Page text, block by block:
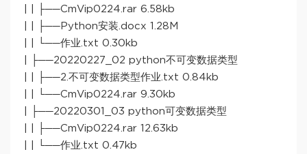
| | ├──CmVip0224.rar 6.58kb
| | ├──Python安装.docx 1.28M
| | └──作业.txt 0.30kb
| ├──20220227_02 python不可变数据类型
| | ├──2.不可变数据类型作业.txt 0.84kb
| | └──CmVip0224.rar 9.30kb
| ├──20220301_03 python可变数据类型
| | ├──CmVip0224.rar 12.63kb
| | └──作业.txt 0.47kb